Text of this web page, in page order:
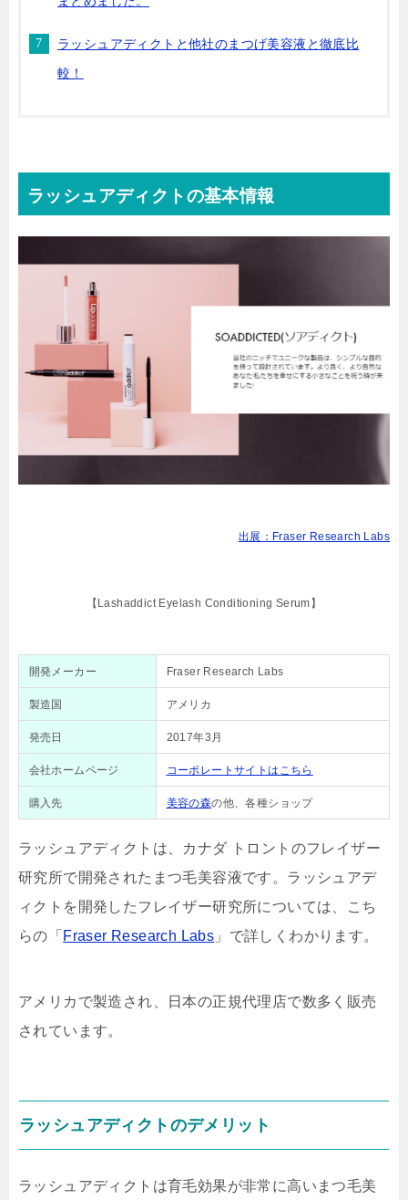
ラッシュアディクトと他社のまつげ美容液と徹底比
較！
ラッシュアディクトの基本情報
出展：Fraser Research Labs
【Lashaddict Eyelash Conditioning Serum】
開発メーカー Fraser Research Labs
製造国 アメリカ
発売日 2017年3月
会社ホームページ コーポレートサイトはこちら
購入先 美容の森の他、各種ショップ
ラッシュアディクトは、カナダ トロントのフレイザー
研究所で開発されたまつ毛美容液です。ラッシュアデ
ィクトを開発したフレイザー研究所については、こち
らの「 Fraser Research Labs 」で詳しくわかります。
アメリカで製造され、日本の正規代理店で数多く販売
されています。
ラッシュアディクトのデメリット
ラッシュアディクトは育毛効果が非常に高いまつ毛美